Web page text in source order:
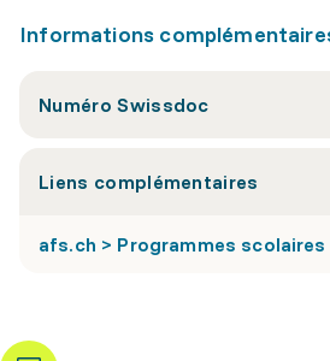
Informations
Numéro Swissdoc
Liens complémentaires
afs.ch > Programmes